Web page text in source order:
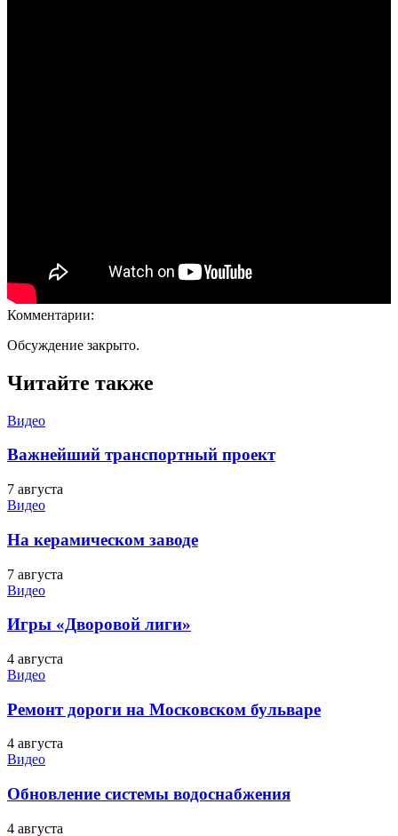
Комментарии:
Обсуждение закрыто.
Читайте также
Видео
Важнейший транспортный проект
7 августа
Видео
На керамическом заводе
7 августа
Видео
Игры «Дворовой лиги»
4 августа
Видео
Ремонт дороги на Московском бульваре
4 августа
Видео
Обновление системы водоснабжения
4 августа